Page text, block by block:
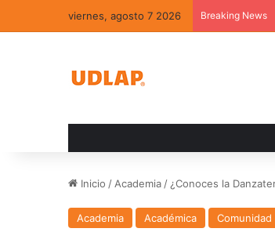
viernes, agosto 7 2026 Breaking News
Inicio / Academia / ¿Conoces la
Academia Académica Comunidad